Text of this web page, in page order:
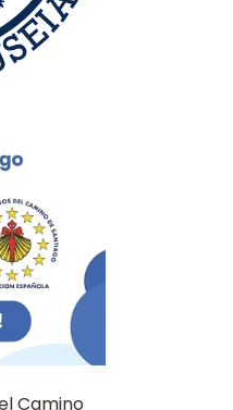
Camino